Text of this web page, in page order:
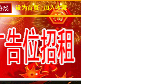
设为首页|加入收藏